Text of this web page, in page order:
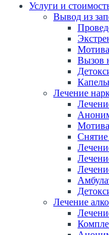
Услуги и
Вывод из
Вызов
Лечение
Лечение